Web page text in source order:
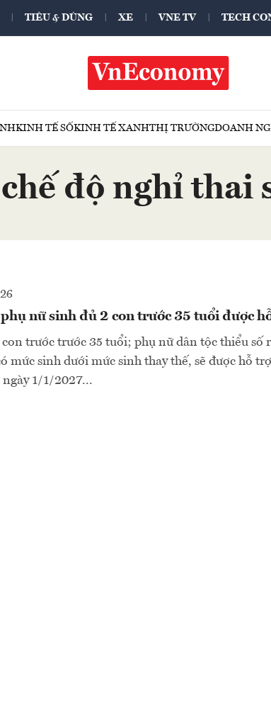
TIÊU & DÙNG XE VNE TV TECH
KINH TẾ SỐKINH TẾ XANHTHỊ TRƯỜNGDOANH
chế độ nghỉ thai
nữ sinh đủ 2 con trước 35 tuổi được
trước trước 35 tuổi; phụ nữ dân tộc thiểu số
mức sinh dưới mức sinh thay thế, sẽ được hỗ
1/1/2027...